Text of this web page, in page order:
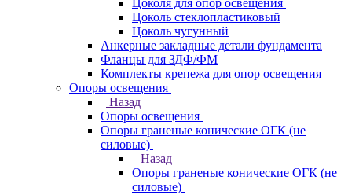
Цоколя для опор освещения
Цоколь стеклопластиковый
Цоколь чугунный
Анкерные закладные детали фундамента
Фланцы для ЗДФ/ФМ
Комплекты крепежа для опор освещения
Опоры освещения
Назад
Опоры освещения
Опоры граненые конические ОГК (не
силовые)
Назад
Опоры граненые конические ОГК (не
силовые)